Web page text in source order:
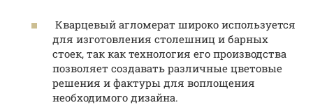
Кварцевый агломерат широко используется
для изготовления столешниц и барных
стоек, так как технология его производства
позволяет создавать различные цветовые
решения и фактуры для воплощения
необходимого дизайна.